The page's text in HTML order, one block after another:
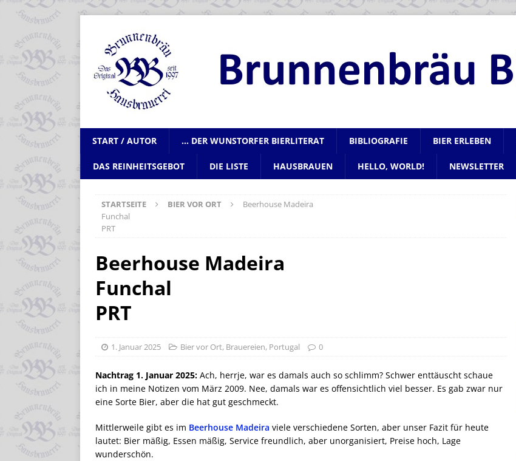
START / AUTOR … DER WUNSTORFER BIERLITERAT BIBLIOGRAFIE BIER ERLEBEN
DAS REINHEITSGEBOT DIE LISTE HAUSBRAUEN HELLO, WORLD! NEWSLETTER
STARTSEITE BIER VOR ORT
Beerhouse Madeira
Funchal
PRT
Beerhouse Madeira
Funchal
PRT
1. Januar 2025 Bier vor Ort, Brauereien, Portugal 0
Nachtrag 1. Januar 2025: Ach, herrje, war es damals auch so schlimm? Schwer enttäuscht schaue
ich in meine Notizen vom März 2009. Nee, damals war es offensichtlich viel besser. Es gab zwar nur
eine Sorte Bier, aber die hat gut geschmeckt.
Mittlerweile gibt es im Beerhouse Madeira viele verschiedene Sorten, aber unser Fazit für heute
lautet: Bier mäßig, Essen mäßig, Service freundlich, aber unorganisiert, Preise hoch, Lage
wunderschön.